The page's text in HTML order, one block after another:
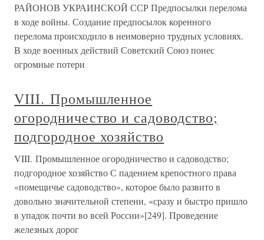
РАЙОНОВ УКРАИНСКОЙ ССР Предпосылки перелома
в ходе войны. Создание предпосылок коренного
перелома происходило в неимоверно трудных условиях.
В ходе военных действий Советский Союз понес
огромные потери
VIII. Промышленное
огородничество и садоводство;
подгородное хозяйство
VIII. Промышленное огородничество и садоводство;
подгородное хозяйство С падением крепостного права
«помещичье садоводство», которое было развито в
довольно значительной степени, «сразу и быстро пришло
в упадок почти во всей России»[249]. Проведение
железных дорог